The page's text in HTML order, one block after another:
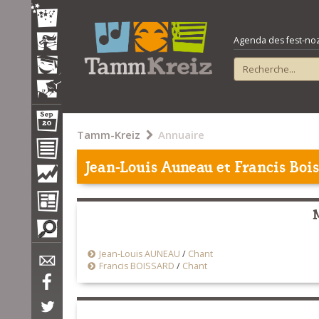
Agenda des fest-
Tamm-Kreiz Annuaire
Jean-Louis Auneau et Francis
Jean-Louis AUNEAU / Chant
Francis BOISSARD / Chant